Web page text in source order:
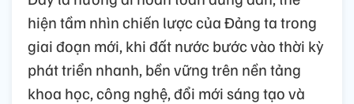
hiện tầm nhìn chiến lược của Đảng ta trong
giai đoạn mới, khi đất nước bước vào thời kỳ
phát triển nhanh, bền vững trên nền tảng
khoa học, công nghệ, đổi mới sáng tạo và